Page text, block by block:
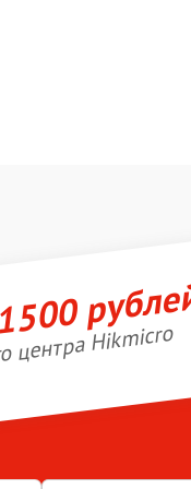
центра Hikmicro